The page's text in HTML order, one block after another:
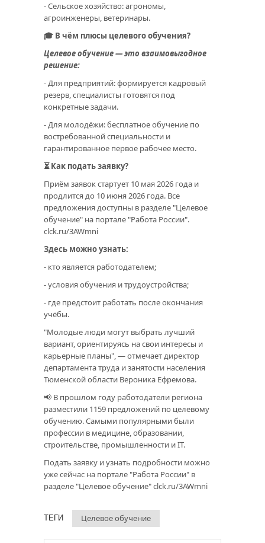
- Сельское хозяйство: агрономы,
агроинженеры, ветеринары.
🎓 В чём плюсы целевого обучения?
Целевое обучение — это взаимовыгодное
решение:
- Для предприятий: формируется кадровый
резерв, специалисты готовятся под
конкретные задачи.
- Для молодёжи: бесплатное обучение по
востребованной специальности и
гарантированное первое рабочее место.
⏳ Как подать заявку?
Приём заявок стартует 10 мая 2026 года и
продлится до 10 июня 2026 года. Все
предложения доступны в разделе "Целевое
обучение" на портале "Работа России".
clck.ru/3AWmni
Здесь можно узнать:
- кто является работодателем;
- условия обучения и трудоустройства;
- где предстоит работать после окончания
учёбы.
"Молодые люди могут выбрать лучший
вариант, ориентируясь на свои интересы и
карьерные планы", — отмечает директор
департамента труда и занятости населения
Тюменской области Вероника Ефремова.
📢 В прошлом году работодатели региона
разместили 1159 предложений по целевому
обучению. Самыми популярными были
профессии в медицине, образовании,
строительстве, промышленности и IT.
Подать заявку и узнать подробности можно
уже сейчас на портале "Работа России" в
разделе "Целевое обучение"clck.ru/3AWmni
ТЕГИ Целевое обучение